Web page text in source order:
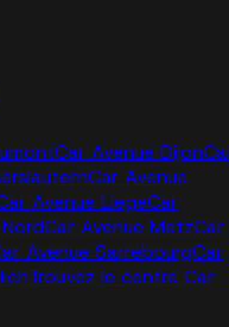
Car Avenue Dijon
Car Avenue
Avenue LiegeCar
Car Avenue MetzCar
Avenue SarrebourgCar
Trouvez le centre Car